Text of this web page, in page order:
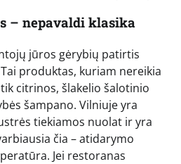
– nepavaldi klasika
jūros gėrybių patirtis
produktas, kuriam nereikia
citrinos, šlakelio šalotinio
šampano. Vilniuje yra
tiekiamos nuolat ir yra
čia – atidarymo
Jei restoranas